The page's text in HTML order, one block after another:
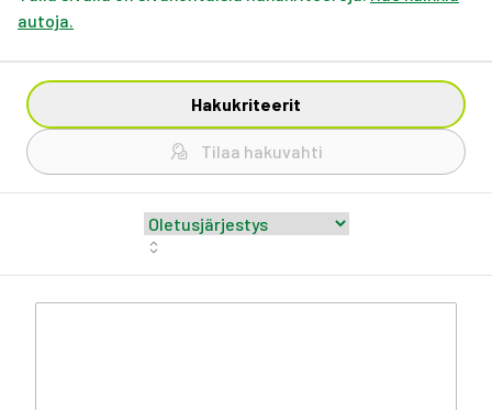
autoja.
Hakukriteerit
Tilaa hakuvahti